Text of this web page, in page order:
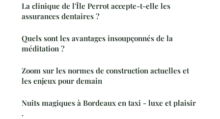
La clinique de l'Île Perrot accepte-t-elle les
assurances dentaires ?
Quels sont les avantages insoupçonnés de la
méditation ?
Zoom sur les normes de construction actuelles et
les enjeux pour demain
Nuits magiques à Bordeaux en taxi - luxe et plaisir
.